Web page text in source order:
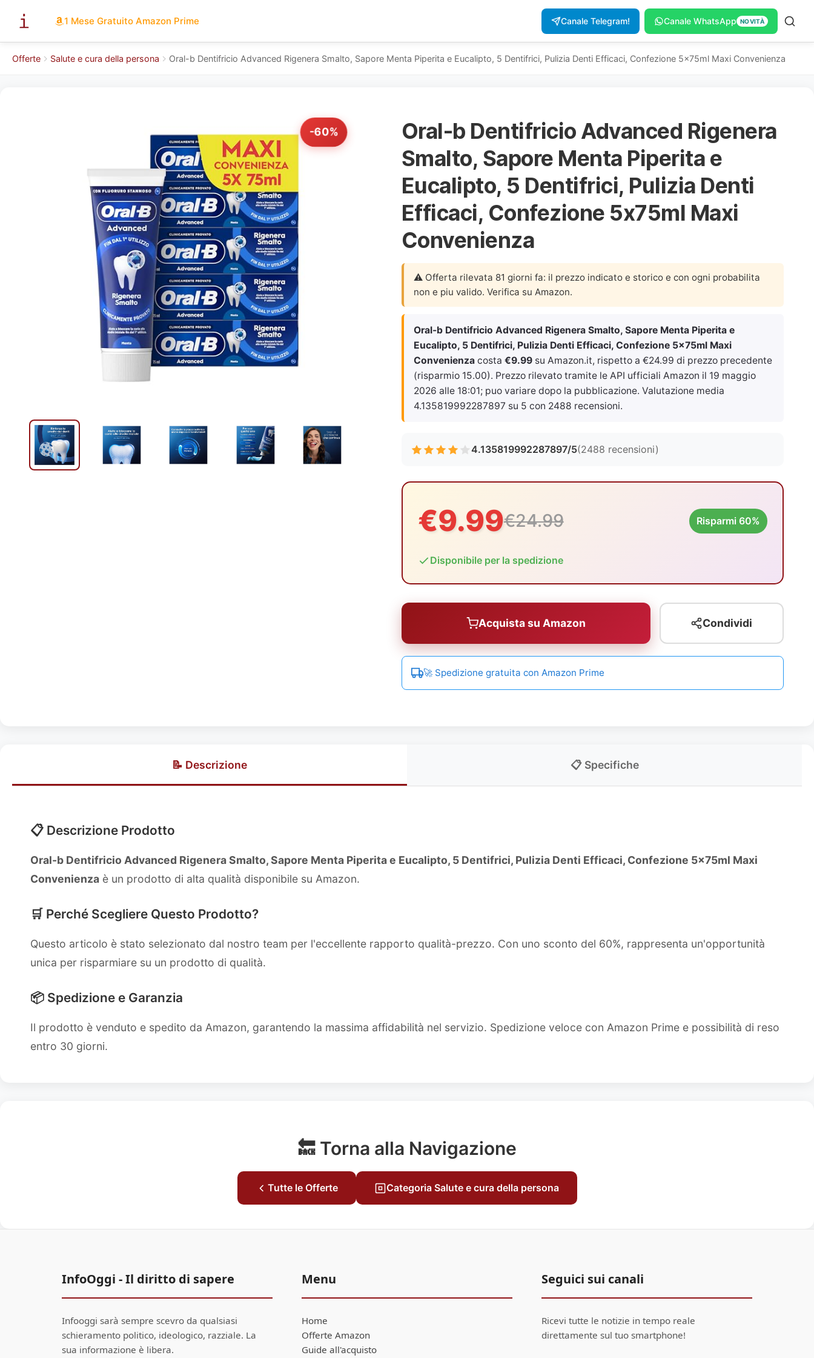
1 Mese Gratuito Amazon Prime Canale Telegram! Canale WhatsApp NOVITÀ
Offerte Salute e cura della persona Oral-b Dentifricio Advanced Rigenera Smalto, Sapore Menta Piperita e Eucalipto, 5 Dentifrici, Pulizia Denti Efficaci, Confezione 5x75ml Maxi Convenienza
-60%
Oral-b Dentifricio Advanced Rigenera
Smalto, Sapore Menta Piperita e
Eucalipto, 5 Dentifrici, Pulizia Denti
Efficaci, Confezione 5x75ml Maxi
Convenienza
⚠️ Offerta rilevata 81 giorni fa: il prezzo indicato e storico e con ogni probabilita
non e piu valido. Verifica su Amazon.
Oral-b Dentifricio Advanced Rigenera Smalto, Sapore Menta Piperita e
Eucalipto, 5 Dentifrici, Pulizia Denti Efficaci, Confezione 5x75ml Maxi
Convenienzacosta €9.99su Amazon.it, rispetto a €24.99 di prezzo precedente
(risparmio 15.00). Prezzo rilevato tramite le API ufficiali Amazon il 19 maggio
2026 alle 18:01; puo variare dopo la pubblicazione. Valutazione media
4.135819992287897 su 5 con 2488 recensioni.
4.135819992287897/5(2488 recensioni)
€9.99€24.99 Risparmi 60%
Disponibile per la spedizione
Acquista su Amazon Condividi
🚀 Spedizione gratuita con Amazon Prime
📝 Descrizione 📋 Specifiche
📋 Descrizione Prodotto
Oral-b Dentifricio Advanced Rigenera Smalto, Sapore Menta Piperita e Eucalipto, 5 Dentifrici, Pulizia Denti Efficaci, Confezione 5x75ml Maxi
Convenienza è un prodotto di alta qualità disponibile su Amazon.
🛒 Perché Scegliere Questo Prodotto?
Questo articolo è stato selezionato dal nostro team per l'eccellente rapporto qualità-prezzo. Con uno sconto del 60%, rappresenta un'opportunità
unica per risparmiare su un prodotto di qualità.
📦 Spedizione e Garanzia
Il prodotto è venduto e spedito da Amazon, garantendo la massima affidabilità nel servizio. Spedizione veloce con Amazon Prime e possibilità di reso
entro 30 giorni.
🔙 Torna alla Navigazione
Tutte le Offerte Categoria Salute e cura della persona
InfoOggi - Il diritto di sapere
Infooggi sarà sempre scevro da qualsiasi
schieramento politico, ideologico, razziale. La
sua informazione è libera.
Menu
Home
Offerte Amazon
Guide all'acquisto
Seguici sui canali
Ricevi tutte le notizie in tempo reale
direttamente sul tuo smartphone!